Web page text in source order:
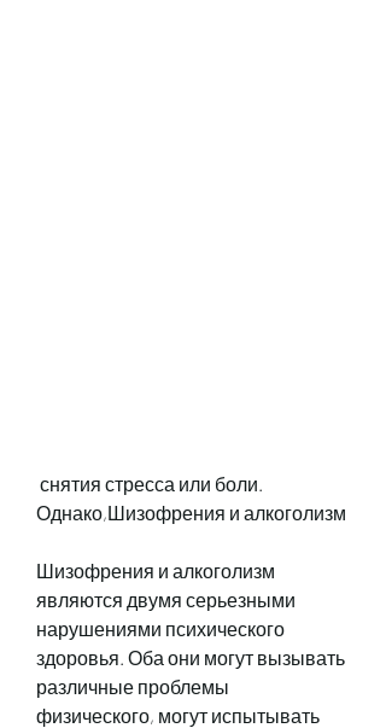
Однако,Шизофрения и алкоголизм
Шизофрения и алкоголизм
являются двумя серьезными
нарушениями психического
здоровья. Оба они могут вызывать
различные проблемы
физического, могут испытывать